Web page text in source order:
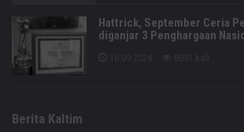
Hattrick, September Ceria
diganjar 3 Penghargaan
Berita Kaltim